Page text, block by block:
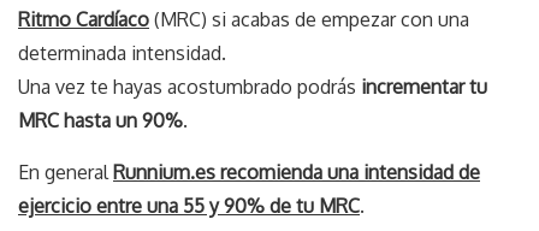
Ritmo Cardíaco (MRC) si acabas de empezar con una
determinada intensidad.
Una vez te hayas acostumbrado podrás incrementar tu
MRC hasta un 90%.
En general Runnium.es recomienda una intensidad de
ejercicio entre una 55 y 90% de tu MRC.